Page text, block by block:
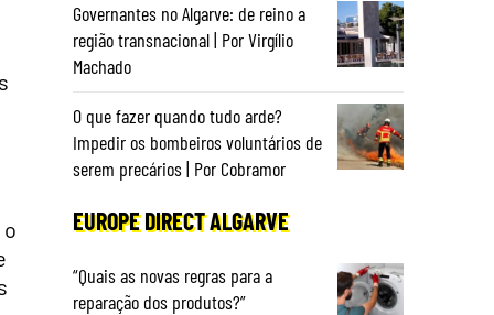
Governantes no Algarve: de reino a
região transnacional | Por Virgílio
Machado
O que fazer quando tudo arde?
Impedir os bombeiros voluntários de
serem precários | Por Cobramor
EUROPE DIRECT ALGARVE
“Quais as novas regras para a
reparação dos produtos?”